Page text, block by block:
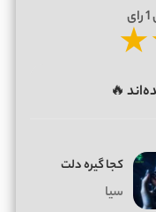
1رای
★
🔥
کجا گیره دلت
سیا